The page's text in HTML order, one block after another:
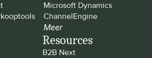
Microsoft Dynamics
ChannelEngine
Meer
Resources
B2B Next